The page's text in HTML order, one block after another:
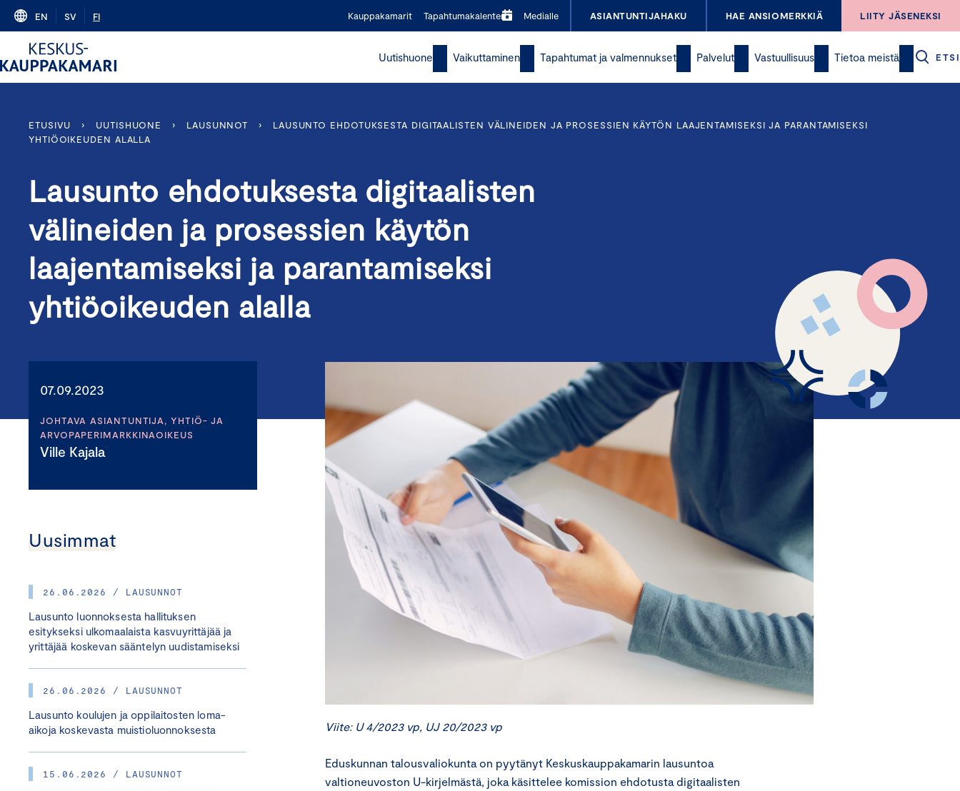
Skip
content
EN SV FI Kauppakamarit Tapahtumakalenteri Medialle ASIANTUNTIJAHAKU HAE ANSIOMERKKIÄ LIITY JÄSENEKSI
Uutishuone Vaikuttaminen Tapahtumat ja valmennukset Palvelut Vastuullisuus Tietoa meistä ETSI
ETUSIVU › UUTISHUONE › LAUSUNNOT ›
LAUSUNTO EHDOTUKSESTA DIGITAALISTEN VÄLINEIDEN JA PROSESSIEN KÄYTÖN LAAJENTAMISEKSI JA PARANTAMISEKSI
YHTIÖOIKEUDEN ALALLA
Lausunto ehdotuksesta digitaalisten
välineiden ja prosessien käytön
laajentamiseksi ja parantamiseksi
yhtiöoikeuden alalla
07.09.2023
JOHTAVA ASIANTUNTIJA, YHTIÖ- JA
ARVOPAPERIMARKKINAOIKEUS
Ville Kajala
Uusimmat
26.06.2026 / LAUSUNNOT
Lausunto luonnoksesta hallituksen
esitykseksi ulkomaalaista kasvuyrittäjää ja
yrittäjää koskevan sääntelyn uudistamiseksi
26.06.2026 / LAUSUNNOT
Lausunto koulujen ja oppilaitosten loma-
aikoja koskevasta muistioluonnoksesta
15.06.2026 / LAUSUNNOT
Viite: U 4/2023 vp, UJ 20/2023 vp
Eduskunnan talousvaliokunta on pyytänyt Keskuskauppakamarin lausuntoa
valtioneuvoston U-kirjelmästä, joka käsittelee komission ehdotusta digitaalisten